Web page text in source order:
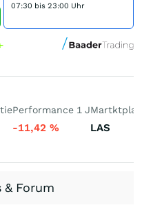
07:30 bis 23:00 Uhr
Performance 1 J
-11,42 % LAS
& Forum